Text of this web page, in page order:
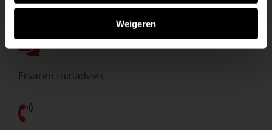
Weigeren
Direct uit voorraad
Ervaren tuinadvies